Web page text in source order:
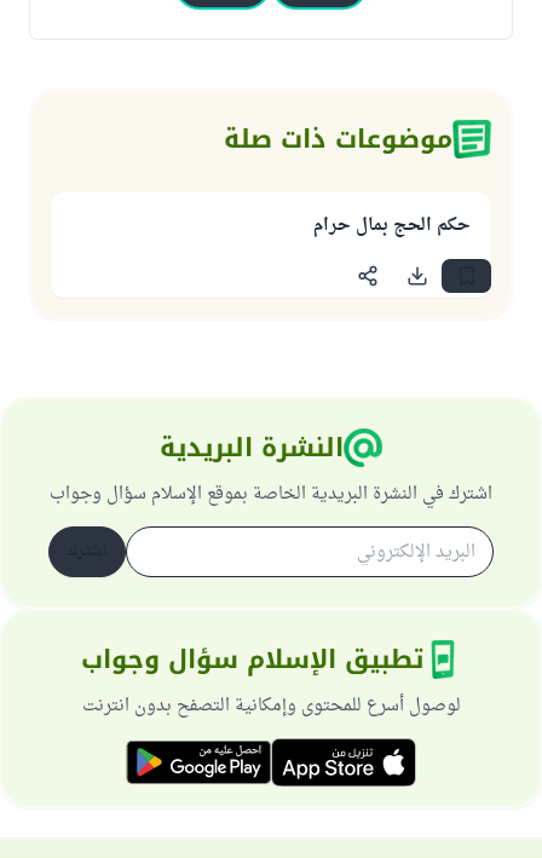
موضوعات ذات صلة
حكم الحج بمال حرام
النشرة البريدية
اشترك في النشرة البريدية الخاصة بموقع الإسلام سؤال وجواب
تطبيق الإسلام سؤال وجواب
لوصول أسرع للمحتوى وإمكانية التصفح بدون انترنت